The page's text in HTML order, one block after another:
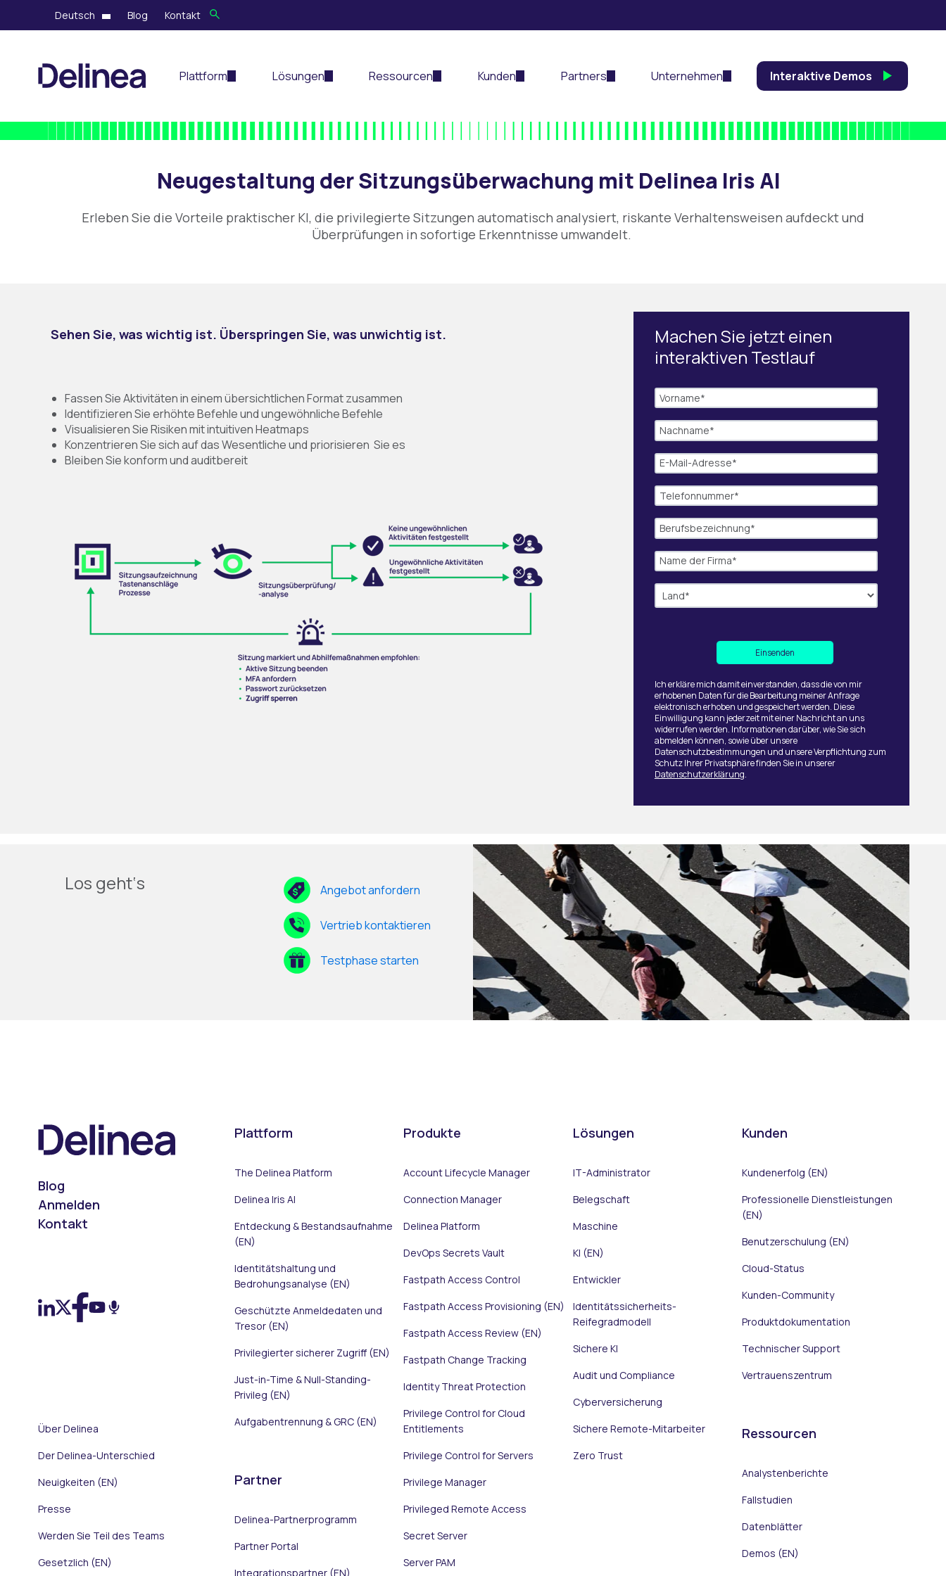
Deutsch Blog Kontakt
Plattform Lösungen Ressourcen Kunden Partners Unternehmen Interaktive Demos
Neugestaltung der Sitzungsüberwachung mit Delinea Iris AI
Erleben Sie die Vorteile praktischer KI, die privilegierte Sitzungen automatisch analysiert, riskante Verhaltensweisen aufdeckt und
Überprüfungen in sofortige Erkenntnisse umwandelt.
Sehen Sie, was wichtig ist. Überspringen Sie, was unwichtig ist.
Fassen Sie Aktivitäten in einem übersichtlichen Format zusammen
Identifizieren Sie erhöhte Befehle und ungewöhnliche Befehle
Visualisieren Sie Risiken mit intuitiven Heatmaps
Konzentrieren Sie sich auf das Wesentliche und priorisieren Sie es
Bleiben Sie konform und auditbereit
Machen Sie jetzt einen
interaktiven Testlauf
Ich erkläre mich damit einverstanden, dass die von mir
erhobenen Daten für die Bearbeitung meiner Anfrage
elektronisch erhoben und gespeichert werden. Diese
Einwilligung kann jederzeit mit einer Nachricht an uns
widerrufen werden. Informationen darüber, wie Sie sich
abmelden können, sowie über unsere
Datenschutzbestimmungen und unsere Verpflichtung zum
Schutz Ihrer Privatsphäre finden Sie in unserer
Datenschutzerklärung.
Los geht‘s Angebot anfordern
Vertrieb kontaktieren
Testphase starten
Blog
Anmelden
Kontakt
Über Delinea
Der Delinea-Unterschied
Neuigkeiten (EN)
Presse
Werden Sie Teil des Teams
Gesetzlich (EN)
Plattform
The Delinea Platform
Delinea Iris AI
Entdeckung & Bestandsaufnahme
(EN)
Identitätshaltung und
Bedrohungsanalyse (EN)
Geschützte Anmeldedaten und
Tresor (EN)
Privilegierter sicherer Zugriff (EN)
Just-in-Time & Null-Standing-
Privileg (EN)
Aufgabentrennung & GRC (EN)
Partner
Delinea-Partnerprogramm
Partner Portal
Integrationspartner (EN)
Produkte
Account Lifecycle Manager
Connection Manager
Delinea Platform
DevOps Secrets Vault
Fastpath Access Control
Fastpath Access Provisioning (EN)
Fastpath Access Review (EN)
Fastpath Change Tracking
Identity Threat Protection
Privilege Control for Cloud
Entitlements
Privilege Control for Servers
Privilege Manager
Privileged Remote Access
Secret Server
Server PAM
Lösungen
IT-Administrator
Belegschaft
Maschine
KI (EN)
Entwickler
Identitätssicherheits-
Reifegradmodell
Sichere KI
Audit und Compliance
Cyberversicherung
Sichere Remote-Mitarbeiter
Zero Trust
Kunden
Kundenerfolg (EN)
Professionelle Dienstleistungen
(EN)
Benutzerschulung (EN)
Cloud-Status
Kunden-Community
Produktdokumentation
Technischer Support
Vertrauenszentrum
Ressourcen
Analystenberichte
Fallstudien
Datenblätter
Demos (EN)